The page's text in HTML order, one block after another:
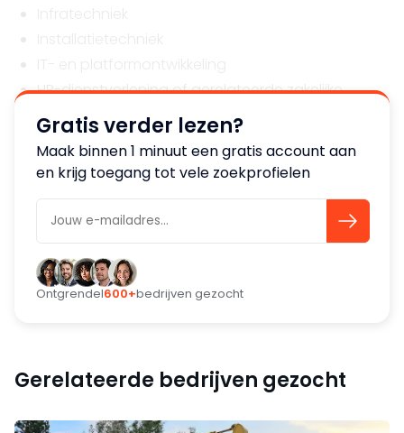
HR-dienstverlening of gerelateerde zakelijke
dienstverlening (uitgezonderd uitzend- en
operatie reeds belegd is bij het personeel, zodat de
koper zich kan richten op optimalisatie,
professionalisatie en automatisering. Daarnaast ligt
de focus op het strategisch uitbouwen van de
Criteria
Gratis verder lezen?
Maak binnen 1 minuut een gratis account aan
en krijg toegang tot vele zoekprofielen
Ontgrendel600+bedrijven gezocht
Gerelateerde bedrijven gezocht